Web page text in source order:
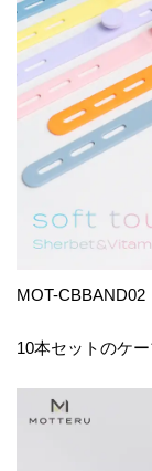
MOT-CBBAND02
10本セットのケ